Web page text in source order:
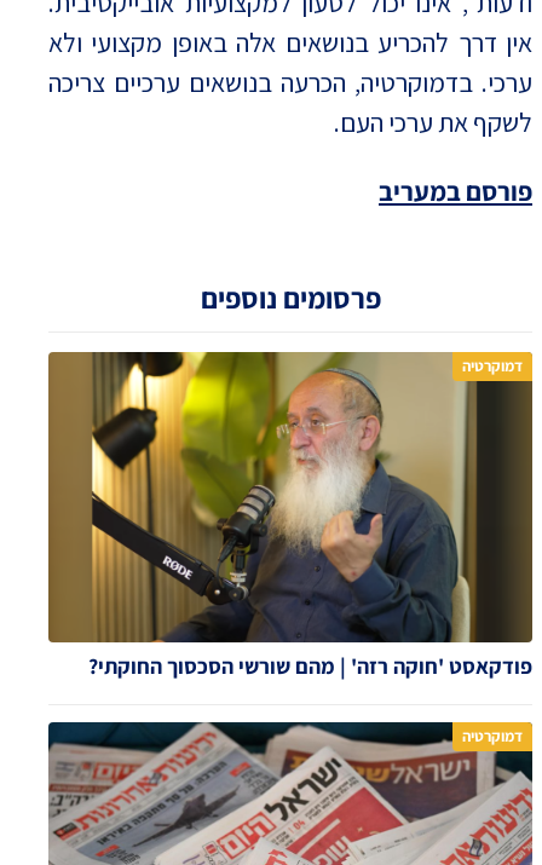
פרסומים נוספים
דמוקרטיה
פודקאסט 'חוקה רזה' | מהם שורשי הסכסוך החוקתי?
דמוקרטיה
אין דרך להכריע בנושאים אלה באופן מקצועי ולא
ערכי. בדמוקרטיה, הכרעה בנושאים ערכיים צריכה
לשקף את ערכי העם.
פורסם במעריב